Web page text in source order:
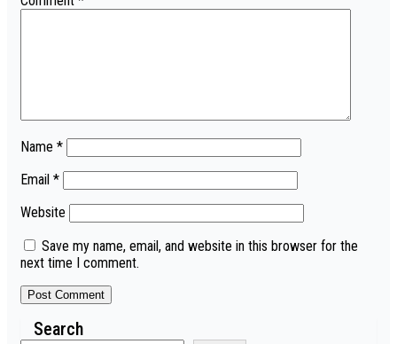
Name *
Email *
Website
Save my name, email, and website in this browser for the
next time I comment.
Search